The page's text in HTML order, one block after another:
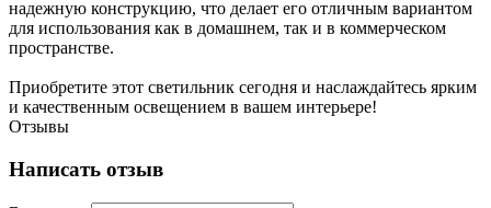
надежную конструкцию, что делает его отличным вариантом
для использования как в домашнем, так и в коммерческом
пространстве.
Приобретите этот светильник сегодня и наслаждайтесь ярким
и качественным освещением в вашем интерьере!
Отзывы
Написать отзыв